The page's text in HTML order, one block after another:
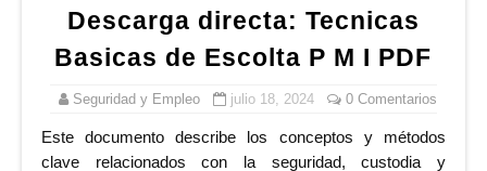
Descarga directa: Tecnicas
Basicas de Escolta P M I PDF
Seguridad y Empleo julio 18, 2024 0 Comentarios
Este documento describe los conceptos y métodos
clave relacionados con la seguridad, custodia y